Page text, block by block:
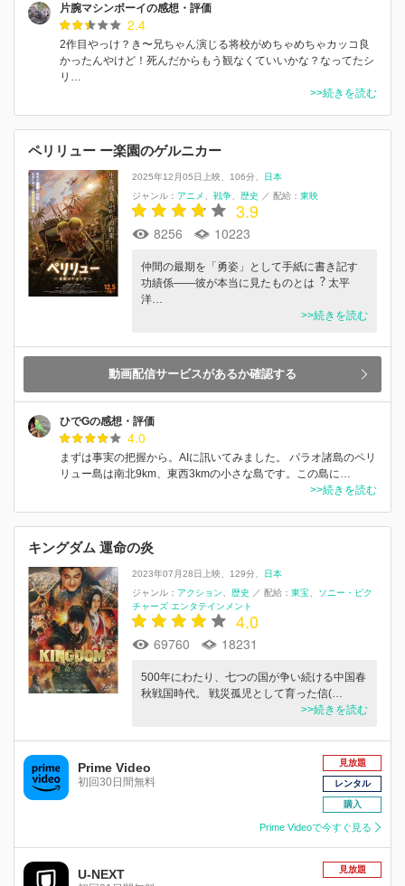
片腕マシンボーイの感想・評価
2.4
2作目やっけ？き〜兄ちゃん演じる将校がめちゃめちゃカッコ良
かったんやけど！死んだからもう観なくていいかな？なってたシ
リ…
>>続きを読む
ペリリュー ー楽園のゲルニカー
2025年12月05日上映 106分
日本
ジャンル： アニメ 戦争 歴史 ／ 配給： 東映
3.9
8256 10223
仲間の最期を「勇姿」として⼿紙に書き記す
功績係――彼が本当に⾒たものとは︖ 太平
洋…
>>続きを読む
動画配信サービスがあるか確認する
ひでGの感想・評価
4.0
まずは事実の把握から。AIに訊いてみました。 パラオ諸島のペリ
リュー島は南北9km、東西3kmの小さな島です。この島に…
>>続きを読む
キングダム 運命の炎
2023年07月28日上映 129分
日本
ジャンル： アクション 歴史 ／ 配給： 東宝
ソニー・ピク
チャーズ エンタテインメント
4.0
69760 18231
500年にわたり、七つの国が争い続ける中国春
秋戦国時代。 戦災孤児として育った信(…
>>続きを読む
Prime Video
初回30日間無料
見放題
レンタル
購入
Prime Videoで今すぐ見る
U-NEXT 見放題